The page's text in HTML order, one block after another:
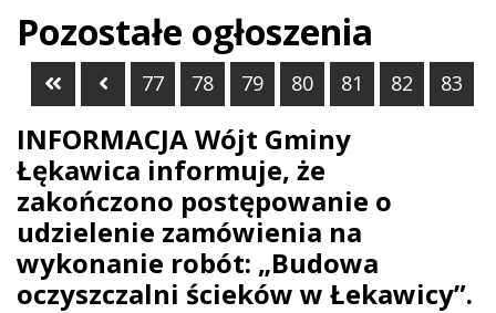
Pozostałe ogłoszenia
Pierwsza strona
Poprzednia strona
77 78 79 80 81 82 83
INFORMACJA Wójt Gminy
Łękawica informuje, że
zakończono postępowanie o
udzielenie zamówienia na
wykonanie robót: „Budowa
oczyszczalni ścieków w Łekawicy”.